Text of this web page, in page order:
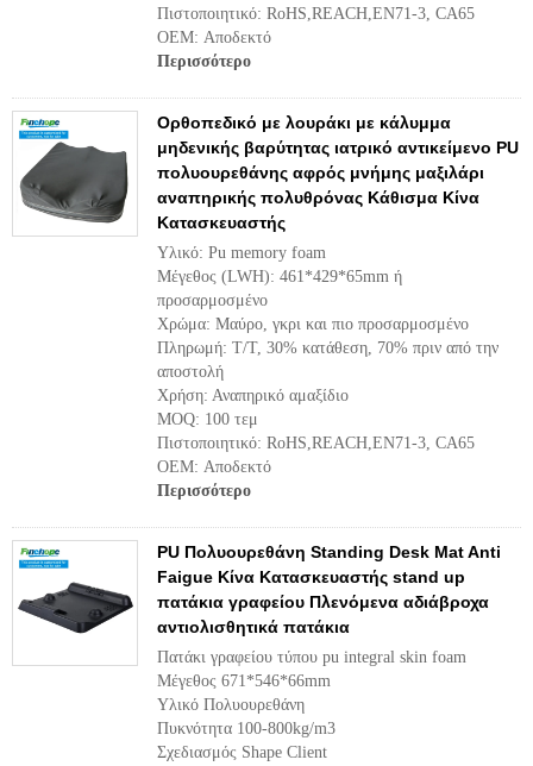
Πιστοποιητικό: RoHS,REACH,EN71-3, CA65
OEM: Αποδεκτό
Περισσότερο
Ορθοπεδικό με λουράκι με κάλυμμα
μηδενικής βαρύτητας ιατρικό αντικείμενο PU
πολυουρεθάνης αφρός μνήμης μαξιλάρι
αναπηρικής πολυθρόνας Κάθισμα Κίνα
Κατασκευαστής
Υλικό: Pu memory foam
Μέγεθος (LWH): 461*429*65mm ή
προσαρμοσμένο
Χρώμα: Μαύρο, γκρι και πιο προσαρμοσμένο
Πληρωμή: T/T, 30% κατάθεση, 70% πριν από την
αποστολή
Χρήση: Αναπηρικό αμαξίδιο
MOQ: 100 τεμ
Πιστοποιητικό: RoHS,REACH,EN71-3, CA65
OEM: Αποδεκτό
Περισσότερο
PU Πολυουρεθάνη Standing Desk Mat Anti
Faigue Κίνα Κατασκευαστής stand up
πατάκια γραφείου Πλενόμενα αδιάβροχα
αντιολισθητικά πατάκια
Πατάκι γραφείου τύπου pu integral skin foam
Μέγεθος 671*546*66mm
Υλικό Πολυουρεθάνη
Πυκνότητα 100-800kg/m3
Σχεδιασμός Shape Client